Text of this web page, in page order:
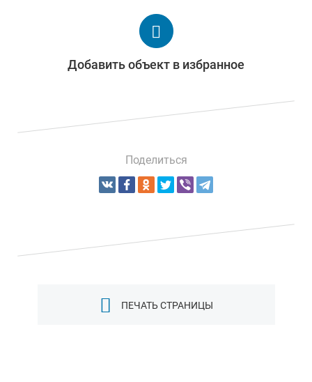
Добавить объект в избранное
Поделиться
ПЕЧАТЬ СТРАНИЦЫ